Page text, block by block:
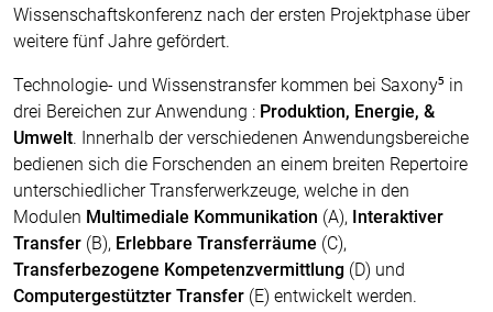
Wissenschaftskonferenz nach der ersten Projektphase über
weitere fünf Jahre gefördert.
Technologie- und Wissenstransfer kommen bei Saxony⁵ in
drei Bereichen zur Anwendung : Produktion, Energie, &
Umwelt. Innerhalb der verschiedenen Anwendungsbereiche
bedienen sich die Forschenden an einem breiten Repertoire
unterschiedlicher Transferwerkzeuge, welche in den
Modulen Multimediale Kommunikation (A), Interaktiver
Transfer (B), Erlebbare Transferräume (C),
Transferbezogene Kompetenzvermittlung (D) und
Computergestützter Transfer (E) entwickelt werden.